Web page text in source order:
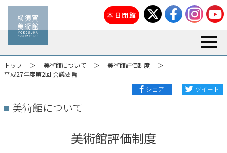
本日閉館
トップ 美術館について
美術館評価制度
平成27年度第2回 会議要旨
シェア
ツイート
美術館について
美術館評価制度